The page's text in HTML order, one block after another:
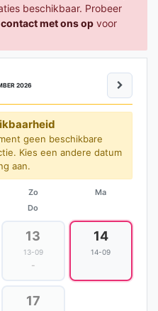
beschikbaar. Probeer
contact met ons opvoor
2026
geen beschikbare
Kies een andere datum
aan.
Zo
Ma
Do
13
13-09
-
14
14-09
17